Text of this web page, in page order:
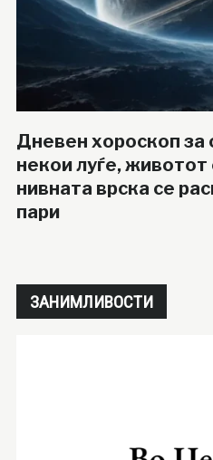
Дневен хороскоп за
некои луѓе, животот
нивната врска се
пари
ЗАНИМЛИВОСТИ